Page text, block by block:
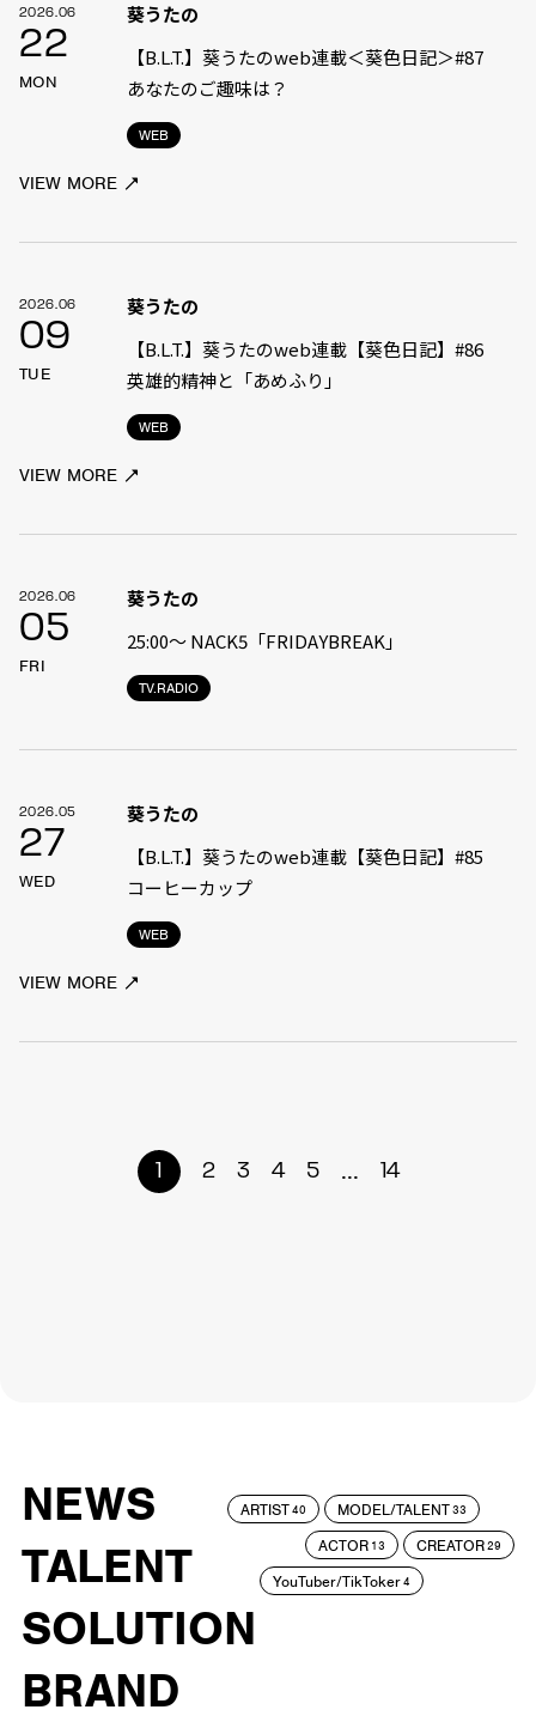
2026.06
22
MON
WEB
葵うたの
【B.L.T.】葵うたのweb連載＜葵色日記＞#87
あなたのご趣味は？
VIEW MORE
2026.06
09
TUE
WEB
葵うたの
【B.L.T.】葵うたのweb連載【葵色日記】#86
英雄的精神と「あめふり」
VIEW MORE
2026.06
05
FRI
TV.RADIO
葵うたの
25:00〜 NACK5「FRIDAYBREAK」
2026.05
27
WED
WEB
葵うたの
【B.L.T.】葵うたのweb連載【葵色日記】#85
コーヒーカップ
VIEW MORE
1 2 3 4 5 ... 14
NEWS
TALENT
SOLUTION
BRAND
ARTIST40 MODEL/TALENT33
ACTOR 13 CREATOR29
YouTuber/TikToker4